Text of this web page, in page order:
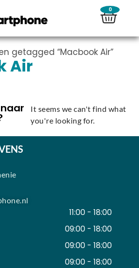
0
getagged “Macbook Air”
Air
It seems we can't find what
you're looking for.
11:00 - 18:00
09:00 - 18:00
09:00 - 18:00
09:00 - 18:00